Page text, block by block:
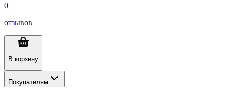
0
отзывов
В корзину
Покупателям